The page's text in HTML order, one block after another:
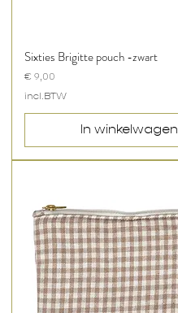
Sixties Brigitte pouch -zwart
Prijs
€ 9,00
incl.BTW
In winkelwagen